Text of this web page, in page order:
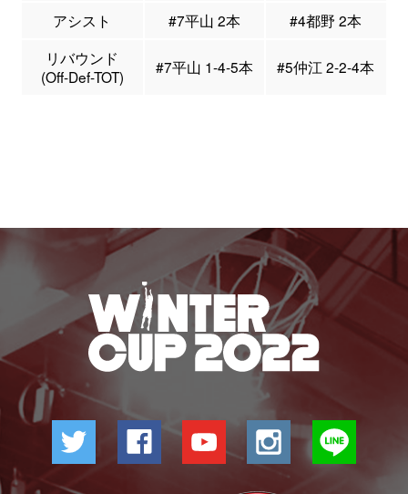
アシスト
#7平山 2本
#4都野 2本
リバウンド
(Off-Def-TOT)
#7平山 1-4-5本 #5仲江 2-2-4本